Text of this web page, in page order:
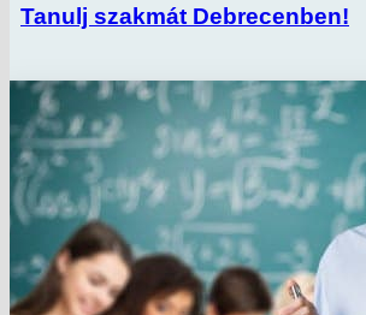
Tanulj szakmát Debrecenben!